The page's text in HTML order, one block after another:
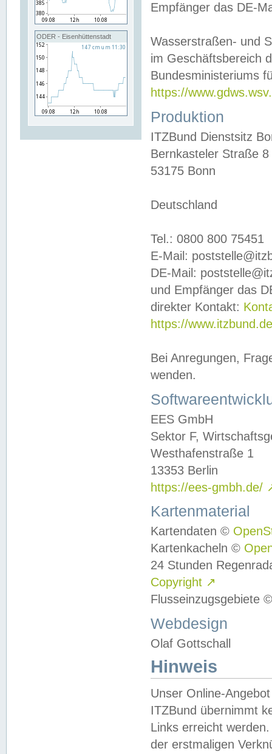
ODER - Eisenhüttenstadt
Empfänger das DE-
Wasserstraßen- und
im Geschäftsbereich
Bundesministeriums
https://
Produktion
ITZBund Dienstsitz
Bernkasteler Straße 8
53175 Bonn
Deutschland
Tel.: 0800 800 75451
E-Mail:
DE-Mail:
und Empfänger das
direkter Kontakt:
https://
Bei Anregungen,
wenden.
EES GmbH
Sektor F,
Westhafenstraße 1
13353 Berlin
https://ees-gmbh.de/
Kartenmaterial
Kartendaten ©
Kartenkacheln ©
24 Stunden
Copyright ↗
Flusseinzugsgebiete
Webdesign
Olaf Gottschall
Hinweis
Unser Online-
ITZBund übernimmt
Links erreicht
der erstmaligen